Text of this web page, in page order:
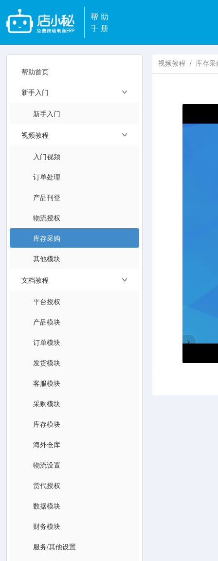
帮助
手册
帮助首页
新手入门
新手入门
视频教程
入门视频
订单处理
产品刊登
物流授权
库存采购
其他模块
文档教程
平台授权
产品模块
订单模块
发货模块
客服模块
采购模块
库存模块
海外仓库
物流设置
货代授权
数据模块
财务模块
服务/其他设置
视频教程 / 库存采